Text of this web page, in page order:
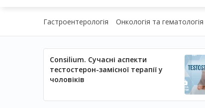
Гастроентерологія Онкологія та гематологія
Consilium. Сучасні аспекти
тестостерон-замісної терапії у
чоловіків